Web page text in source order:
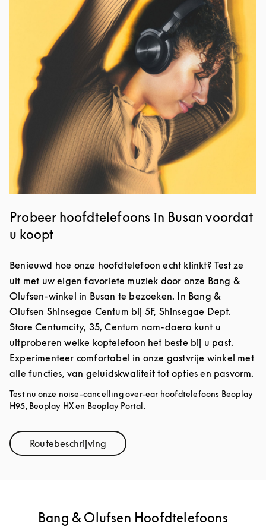
Afbeelding van evenement
Probeer hoofdtelefoons in Busan voordat
u koopt
Benieuwd hoe onze hoofdtelefoon echt klinkt? Test ze
uit met uw eigen favoriete muziek door onze Bang &
Olufsen-winkel in Busan te bezoeken. In Bang &
Olufsen Shinsegae Centum bij 5F, Shinsegae Dept.
Store Centumcity, 35, Centum nam-daero kunt u
uitproberen welke koptelefoon het beste bij u past.
Experimenteer comfortabel in onze gastvrije winkel met
alle functies, van geluidskwaliteit tot opties en pasvorm.
Test nu onze noise-cancelling over-ear hoofdtelefoons Beoplay
H95, Beoplay HX en Beoplay Portal.
RoutebeschrijvingLink Opens in New Tab
Bang & Olufsen Hoofdtelefoons